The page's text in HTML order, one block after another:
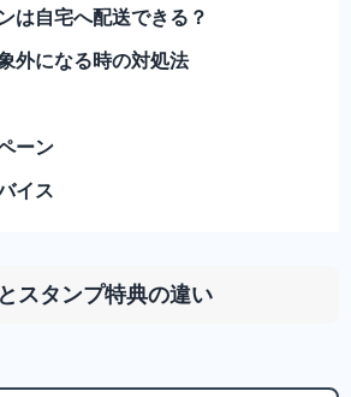
は自宅へ配送できる？
外になる時の対処法
ーン
イス
スタンプ特典の違い